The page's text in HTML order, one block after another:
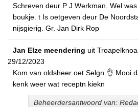
Schreven deur P J Werkman. Wel
boukje. t Is oetgeven deur De
nijsgierig. Gr. Jan Dirk Rop
Jan Elze meendering uit
29/12/2023
Kom van oldsheer oet Selgn.👌 Mooi
kenk weer wat receptn kiekn
Beheerdersantwoord van: